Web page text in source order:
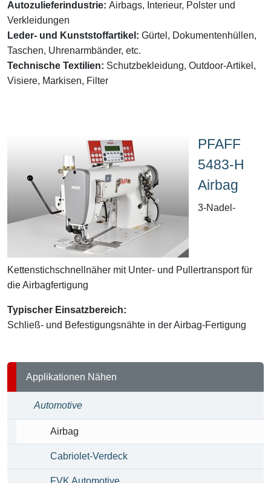
Autozulieferindustrie: Airbags, Interieur, Polster und
Verkleidungen
Leder- und Kunststoffartikel: Gürtel, Dokumentenhüllen,
Taschen, Uhrenarmbänder, etc.
Technische Textilien: Schutzbekleidung, Outdoor-Artikel,
Visiere, Markisen, Filter
PFAFF
5483-H
Airbag
3-Nadel-
Kettenstichschnellnäher mit Unter- und Pullertransport für
die Airbagfertigung
Typischer Einsatzbereich:
Schließ- und Befestigungsnähte in der Airbag-Fertigung
Applikationen Nähen
Automotive
Airbag
Cabriolet-Verdeck
FVK Automotive